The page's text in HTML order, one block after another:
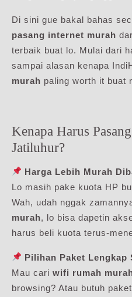
Di sini gue bakal bahas
pasang internet murah
terbaik buat lo. Mulai dari
sampai alasan kenapa
murah paling worth it buat
Kenapa Harus
Jatiluhur?
Harga Lebih Murah
Lo masih pake kuota HP
Wah, udah nggak
murah, lo bisa dapetin
harus beli kuota terus-
Pilihan Paket Lengkap
Mau cari wifi rumah
browsing? Atau butuh